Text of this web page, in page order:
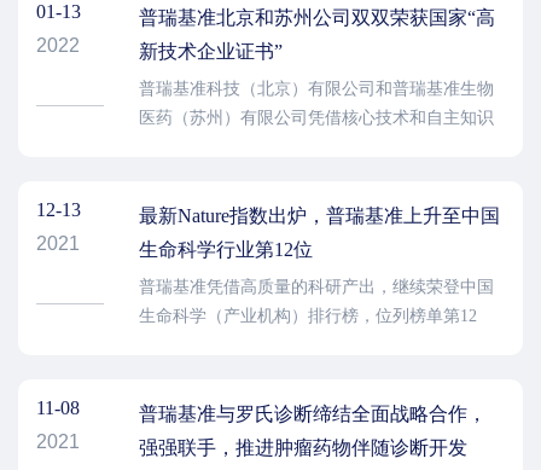
01-13
2022
普瑞基准北京和苏州公司双双荣获国家“高
新技术企业证书”
普瑞基准科技（北京）有限公司和普瑞基准生物
医药（苏州）有限公司凭借核心技术和自主知识
12-13
2021
最新Nature指数出炉，普瑞基准上升至中国
生命科学行业第12位
普瑞基准凭借高质量的科研产出，继续荣登中国
生命科学（产业机构）排行榜，位列榜单第12
11-08
2021
普瑞基准与罗氏诊断缔结全面战略合作，
强强联手，推进肿瘤药物伴随诊断开发